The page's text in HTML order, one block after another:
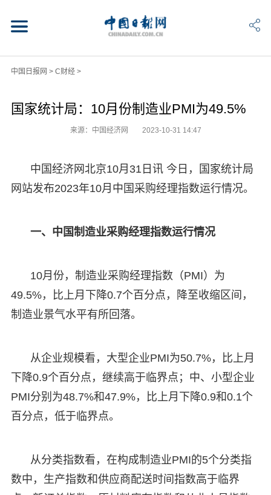
中国日报网 > C财经>
国家统计局：10月份制造业PMI为49.5%
来源：中国经济网 2023-10-31 14:47
中国经济网北京10月31日讯 今日，国家统计局
网站发布2023年10月中国采购经理指数运行情况。
一、中国制造业采购经理指数运行情况
10月份，制造业采购经理指数（PMI）为
49.5%，比上月下降0.7个百分点，降至收缩区间，
制造业景气水平有所回落。
从企业规模看，大型企业PMI为50.7%，比上月
下降0.9个百分点，继续高于临界点；中、小型企业
PMI分别为48.7%和47.9%，比上月下降0.9和0.1个
百分点，低于临界点。
从分类指数看，在构成制造业PMI的5个分类指
数中，生产指数和供应商配送时间指数高于临界